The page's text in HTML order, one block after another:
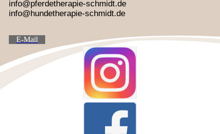
info@pferdetherapie-schmidt.de
info@hundetherapie-schmidt.de
E-Mail